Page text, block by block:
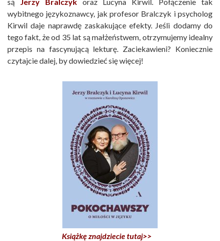
wybitnego językoznawcy, jak profesor Bralczyk i psycholog
Kirwil daje naprawdę zaskakujące efekty. Jeśli dodamy do
tego fakt, że od 35 lat są małżeństwem, otrzymujemy idealny
przepis na fascynującą lekturę. Zaciekawieni? Koniecznie
czytajcie dalej, by dowiedzieć się więcej!
Książkę znajdziecie tutaj>>